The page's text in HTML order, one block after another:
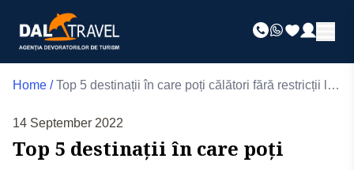
Home / Top 5 destinații în care poți călători fără restricții la
14 September 2022
Top 5 destinații în care poți